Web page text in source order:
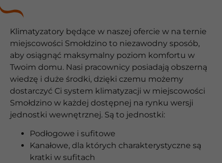
Klimatyzatory będące w naszej ofercie w na ternie
miejscowości Smołdzino to niezawodny sposób,
aby osiągnąć maksymalny poziom komfortu w
Twoim domu. Nasi pracownicy posiadają obszerną
wiedzę i duże środki, dzięki czemu możemy
dostarczyć Ci system klimatyzacji w miejscowości
Smołdzino w każdej dostępnej na rynku wersji
jednostki wewnętrznej. Są to jednostki:
Podłogowe i sufitowe
Kanałowe, dla których charakterystyczne są
kratki w sufitach